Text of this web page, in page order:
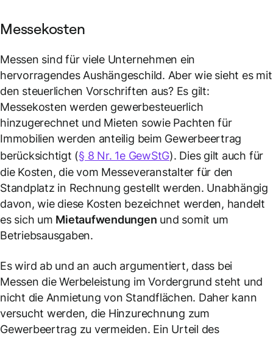
Messekosten
Messen sind für viele Unternehmen ein
hervorragendes Aushängeschild. Aber wie sieht es mit
den steuerlichen Vorschriften aus? Es gilt:
Messekosten werden gewerbesteuerlich
hinzugerechnet und Mieten sowie Pachten für
Immobilien werden anteilig beim Gewerbeertrag
berücksichtigt (§ 8 Nr. 1e GewStG). Dies gilt auch für
die Kosten, die vom Messeveranstalter für den
Standplatz in Rechnung gestellt werden. Unabhängig
davon, wie diese Kosten bezeichnet werden, handelt
es sich um Mietaufwendungen und somit um
Betriebsausgaben.
Es wird ab und an auch argumentiert, dass bei
Messen die Werbeleistung im Vordergrund steht und
nicht die Anmietung von Standflächen. Daher kann
versucht werden, die Hinzurechnung zum
Gewerbeertrag zu vermeiden. Ein Urteil des